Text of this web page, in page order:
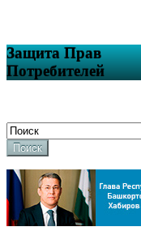
Защита Прав
Потребителей
Поиск